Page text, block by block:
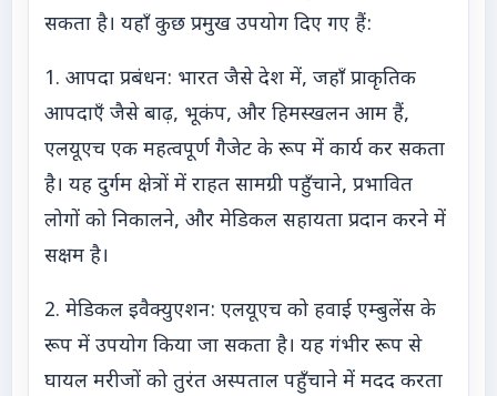
सकता है। यहाँ कुछ प्रमुख उपयोग दिए गए हैं:
1. आपदा प्रबंधन: भारत जैसे देश में, जहाँ प्राकृतिक
आपदाएँ जैसे बाढ़, भूकंप, और हिमस्खलन आम हैं,
एलयूएच एक महत्वपूर्ण गैजेट के रूप में कार्य कर सकता
है। यह दुर्गम क्षेत्रों में राहत सामग्री पहुँचाने, प्रभावित
लोगों को निकालने, और मेडिकल सहायता प्रदान करने में
सक्षम है।
2. मेडिकल इवैक्युएशन: एलयूएच को हवाई एम्बुलेंस के
रूप में उपयोग किया जा सकता है। यह गंभीर रूप से
घायल मरीजों को तुरंत अस्पताल पहुँचाने में मदद करता